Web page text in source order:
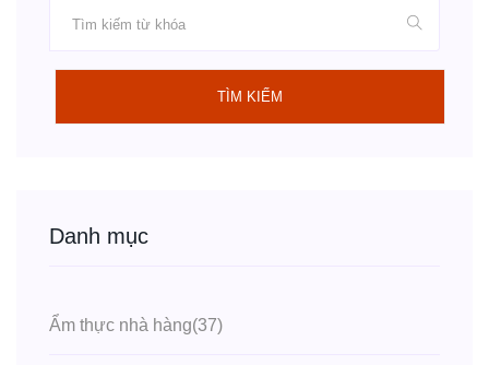
TÌM KIẾM
Danh mục
Ẩm thực nhà hàng(37)